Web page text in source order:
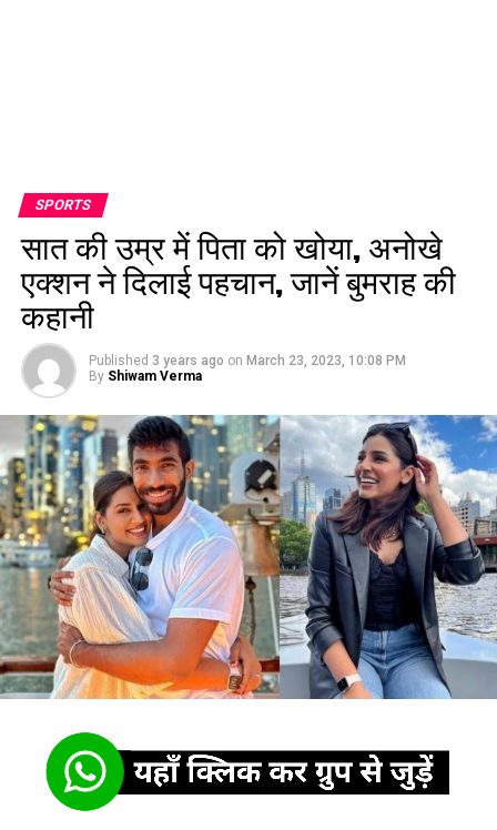
SPORTS
सात की उम्र में पिता को खोया, अनोखे
एक्शन ने दिलाई पहचान, जानें बुमराह की
कहानी
Published 3 years ago on March 23, 2023, 10:08 PM
By Shiwam Verma